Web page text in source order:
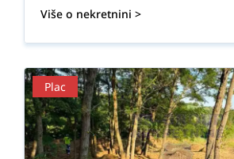
Više o nekretnini >
Plac